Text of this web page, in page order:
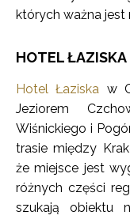
których ważna jest
HOTEL ŁAZISKA
Hotel Łaziska w
Jeziorem
Wiśnickiego i
trasie między
że miejsce jest
różnych części
szukają obiektu